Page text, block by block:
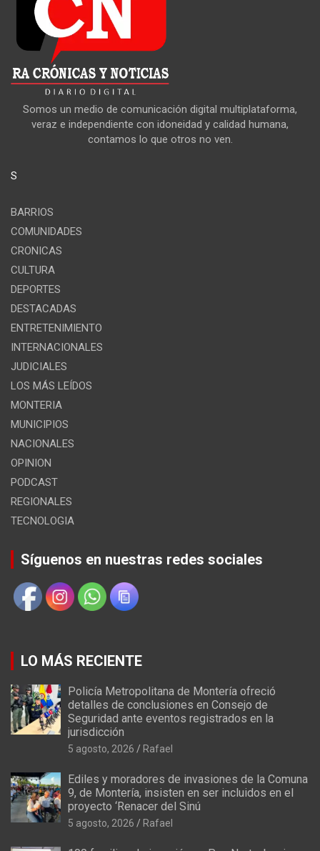
Somos un medio de comunicación digital multiplataforma,
veraz e independiente con idoneidad y calidad humana,
contamos lo que otros no ven.
S
BARRIOS
COMUNIDADES
CRONICAS
CULTURA
DEPORTES
DESTACADAS
ENTRETENIMIENTO
INTERNACIONALES
JUDICIALES
LOS MÁS LEÍDOS
MONTERIA
MUNICIPIOS
NACIONALES
OPINION
PODCAST
REGIONALES
TECNOLOGIA
Síguenos en nuestras redes sociales
LO MÁS RECIENTE
Policía Metropolitana de Montería ofreció
detalles de conclusiones en Consejo de
Seguridad ante eventos registrados en la
jurisdicción
5 agosto, 2026 Rafael
Ediles y moradores de invasiones de la Comuna
9, de Montería, insisten en ser incluidos en el
proyecto ‘Renacer del Sinú
5 agosto, 2026 Rafael